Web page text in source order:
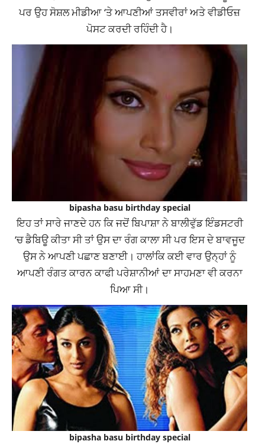
ਪਰ ਉਹ ਸੋਸ਼ਲ ਮੀਡੀਆ ‘ਤੇਆਪਣੀਆਂ ਤਸਵੀਰਾਂ ਅਤੇ ਵੀਡੀਓਜ਼
ਪੋਸਟ ਕਰਦੀ ਰਹਿੰਦੀ ਹੈ।
bipasha basu birthday special
ਇਹ ਤਾਂ ਸਾਰੇ ਜਾਣਦੇ ਹਨ ਕਿ ਜਦੋਂ ਬਿਪਾਸ਼ਾ ਨੇ ਬਾਲੀਵੁੱਡ ਇੰਡਸਟਰੀ
‘ਚ ਡੈਬਿਊ ਕੀਤਾ ਸੀ ਤਾਂ ਉਸ ਦਾ ਰੰਗ ਕਾਲਾ ਸੀ ਪਰ ਇਸ ਦੇ ਬਾਵਜੂਦ
ਉਸ ਨੇ ਆਪਣੀ ਪਛਾਣ ਬਣਾਈ। ਹਾਲਾਂਕਿ ਕਈ ਵਾਰ ਉਨ੍ਹਾਂ ਨੂੰ
ਆਪਣੀ ਰੰਗਤ ਕਾਰਨ ਕਾਫੀ ਪਰੇਸ਼ਾਨੀਆਂ ਦਾ ਸਾਹਮਣਾ ਵੀ ਕਰਨਾ
ਪਿਆ ਸੀ।
bipasha basu birthday special